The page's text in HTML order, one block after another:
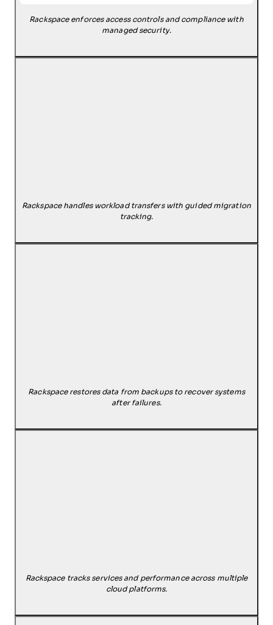
Rackspace enforces access controls and compliance with
managed security.
Rackspace handles workload transfers with guided migration
tracking.
Rackspace restores data from backups to recover systems
after failures.
Rackspace tracks services and performance across multiple
cloud platforms.